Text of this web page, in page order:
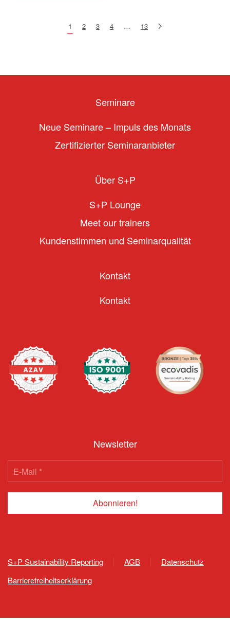
1 2 3 4 … 13
Seminare
Neue Seminare – Impuls des Monats
Zertifizierter Seminaranbieter
Über S+P
S+P Lounge
Meet our trainers
Kundenstimmen und Seminarqualität
Kontakt
Kontakt
Newsletter
S+P Sustainability Reporting AGB
Datenschutz
Barrierefreiheitserklärung